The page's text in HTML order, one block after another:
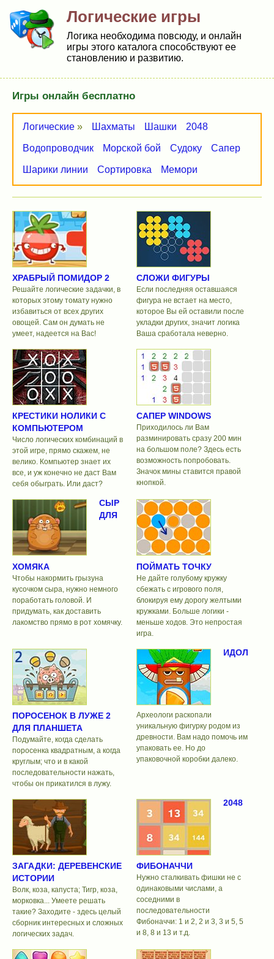
Логические игры
Логика необходима повсюду, и онлайн
игры этого каталога способствуют ее
становлению и развитию.
Игры онлайн бесплатно
Логические » Шахматы Шашки 2048
Водопроводчик Морской бой Судоку Сапер
Шарики линии Сортировка Мемори
ХРАБРЫЙ ПОМИДОР 2
Решайте логические задачки, в
которых этому томату нужно
избавиться от всех других
овощей. Сам он думать не
умеет, надеется на Вас!
СЛОЖИ ФИГУРЫ
Если последняя оставшаяся
фигура не встает на место,
которое Вы ей оставили после
укладки других, значит логика
Ваша сработала неверно.
КРЕСТИКИ НОЛИКИ С
КОМПЬЮТЕРОМ
Число логических комбинаций в
этой игре, прямо скажем, не
велико. Компьютер знает их
все, и уж конечно не даст Вам
себя обыграть. Или даст?
САПЕР WINDOWS
Приходилось ли Вам
разминировать сразу 200 мин
на большом поле? Здесь есть
возможность попробовать.
Значок мины ставится правой
кнопкой.
СЫР
ДЛЯ
ХОМЯКА
Чтобы накормить грызуна
кусочком сыра, нужно немного
поработать головой. И
придумать, как доставить
лакомство прямо в рот хомячку.
ПОЙМАТЬ ТОЧКУ
Не дайте голубому кружку
сбежать с игрового поля,
блокируя ему дорогу желтыми
кружками. Больше логики -
меньше ходов. Это непростая
игра.
ПОРОСЕНОК В ЛУЖЕ 2
ДЛЯ ПЛАНШЕТА
Подумайте, когда сделать
поросенка квадратным, а когда
круглым; что и в какой
последовательности нажать,
чтобы он прикатился в лужу.
ИДОЛ
Археологи раскопали
уникальную фигурку родом из
древности. Вам надо помочь им
упаковать ее. Но до
упаковочной коробки далеко.
ЗАГАДКИ: ДЕРЕВЕНСКИЕ
ИСТОРИИ
Волк, коза, капуста; Тигр, коза,
морковка... Умеете решать
такие? Заходите - здесь целый
сборник интересных и сложных
логических задач.
2048
ФИБОНАЧЧИ
Нужно сталкивать фишки не с
одинаковыми числами, а
соседними в
последовательности
Фибоначчи: 1 и 2, 2 и 3, 3 и 5, 5
и 8, 8 и 13 и т.д.